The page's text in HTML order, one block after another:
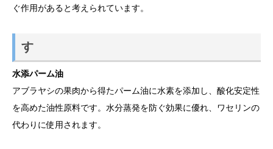
ぐ作用があると考えられています。
す
水添パーム油
アブラヤシの果肉から得たパーム油に水素を添加し、酸化安定性
を高めた油性原料です。水分蒸発を防ぐ効果に優れ、ワセリンの
代わりに使用されます。